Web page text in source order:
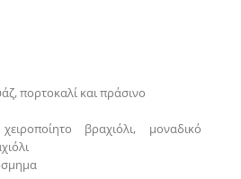
πορτοκαλί και πράσινο
βραχιόλι, μοναδικό